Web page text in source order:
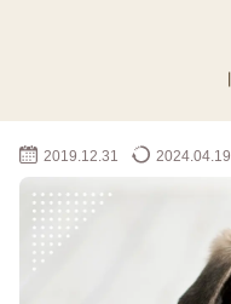
2019.12.31 2024.04.19